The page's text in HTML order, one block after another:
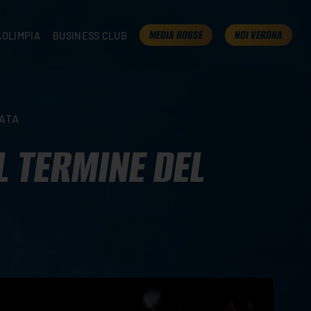
BUSINESS CLUB MEDIA HOUSE NOI VERONA
DEL